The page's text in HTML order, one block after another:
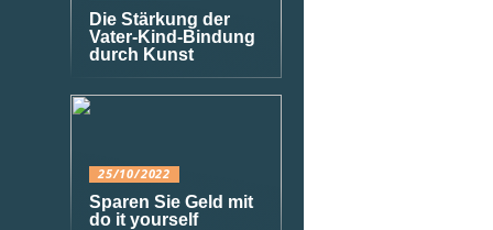
Die Stärkung der
Vater-Kind-Bindung
durch Kunst
25/10/2022
Sparen Sie Geld mit
do it yourself